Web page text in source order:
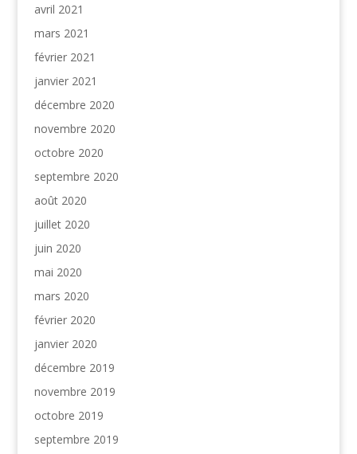
avril 2021
mars 2021
février 2021
janvier 2021
décembre 2020
novembre 2020
octobre 2020
septembre 2020
août 2020
juillet 2020
juin 2020
mai 2020
mars 2020
février 2020
janvier 2020
décembre 2019
novembre 2019
octobre 2019
septembre 2019